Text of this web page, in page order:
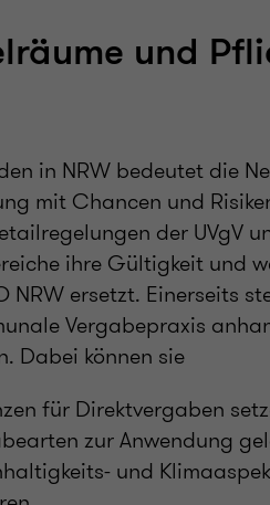
und
in NRW bedeutet die
mit Chancen und
der UVgV
ihre Gültigkeit und
ersetzt. Einerseits
Vergabepraxis
Dabei können sie
für Direktvergaben
zur Anwendung
und